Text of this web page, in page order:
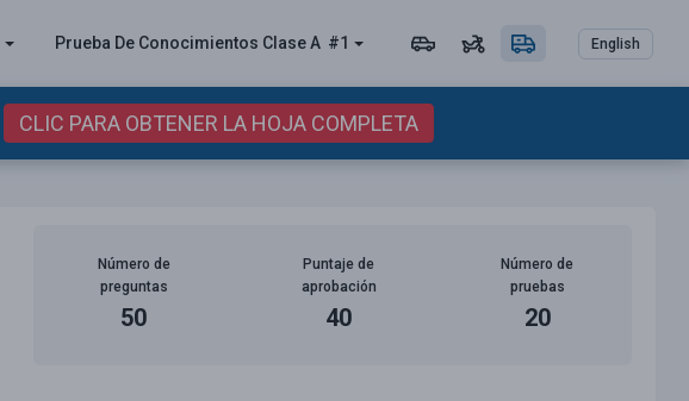
Prueba De Conocimientos Clase A #1 English
CLIC PARA OBTENER LA HOJA COMPLETA
Número de
preguntas
50
Puntaje de
aprobación
40
Número de
pruebas
20